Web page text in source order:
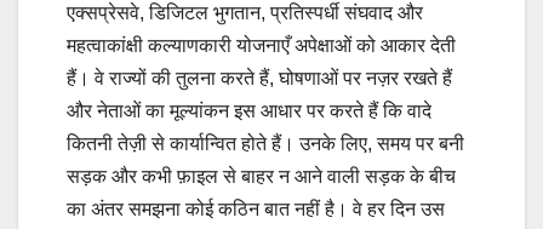
एक्सप्रेसवे, डिजिटल भुगतान, प्रतिस्पर्धी संघवाद और
महत्वाकांक्षी कल्याणकारी योजनाएँ अपेक्षाओं को आकार देती
हैं। वे राज्यों की तुलना करते हैं, घोषणाओं पर नज़र रखते हैं
और नेताओं का मूल्यांकन इस आधार पर करते हैं कि वादे
कितनी तेज़ी से कार्यान्वित होते हैं। उनके लिए, समय पर बनी
सड़क और कभी फ़ाइल से बाहर न आने वाली सड़क के बीच
का अंतर समझना कोई कठिन बात नहीं है। वे हर दिन उस